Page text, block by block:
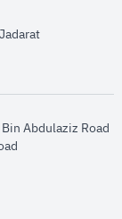
opens in new
Abdulaziz Road